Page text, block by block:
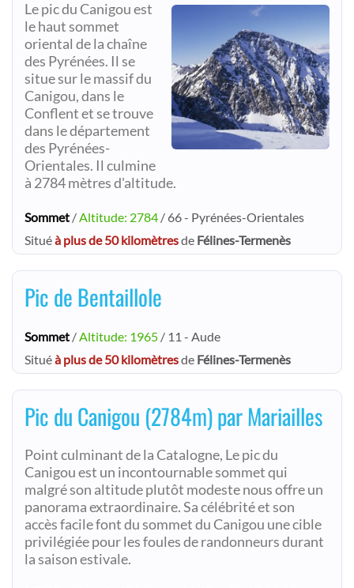
Le pic du Canigou est
le haut sommet
oriental de la chaîne
des Pyrénées. Il se
situe sur le massif du
Canigou, dans le
Conflent et se trouve
dans le département
des Pyrénées-
Orientales. Il culmine
à 2784 mètres d'altitude.
Sommet /Altitude: 2784 / 66 - Pyrénées-Orientales
Situéà plus de 50 kilomètresde Félines-Termenès
Pic de Bentaillole
Sommet /Altitude: 1965 / 11 - Aude
Situéà plus de 50 kilomètresde Félines-Termenès
Pic du Canigou (2784m) par Mariailles
Point culminant de la Catalogne, Le pic du
Canigou est un incontournable sommet qui
malgré son altitude plutôt modeste nous offre un
panorama extraordinaire. Sa célébrité et son
accès facile font du sommet du Canigou une cible
privilégiée pour les foules de randonneurs durant
la saison estivale.